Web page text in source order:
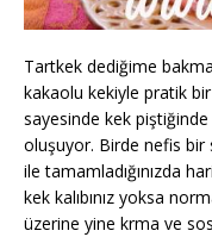
Tartkek dediğime
kakaolu kekiyle pratik
sayesinde kek piştiğinde
oluşuyor. Birde nefis bir
ile tamamladığınızda
kek kalıbınız yoksa
üzerine yine krma ve